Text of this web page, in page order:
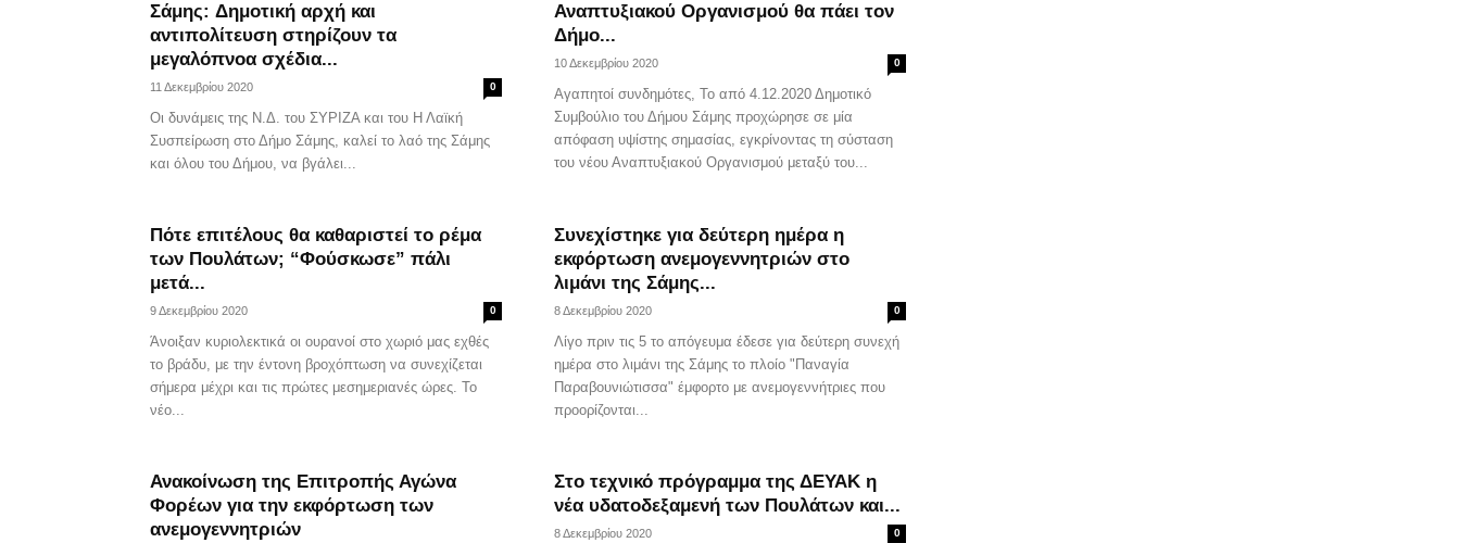
Σάμης: Δημοτική αρχή και
αντιπολίτευση στηρίζουν τα
μεγαλόπνοα σχέδια...
11 Δεκεμβρίου 2020 0
Οι δυνάμεις της Ν.Δ. του ΣΥΡΙΖΑ και του Η Λαϊκή
Συσπείρωση στο Δήμο Σάμης, καλεί το λαό της Σάμης
και όλου του Δήμου, να βγάλει...
Αναπτυξιακού Οργανισμού θα πάει τον
Δήμο...
10 Δεκεμβρίου 2020 0
Αγαπητοί συνδημότες, Το από 4.12.2020 Δημοτικό
Συμβούλιο του Δήμου Σάμης προχώρησε σε μία
απόφαση υψίστης σημασίας, εγκρίνοντας τη σύσταση
του νέου Αναπτυξιακού Οργανισμού μεταξύ του...
Πότε επιτέλους θα καθαριστεί το ρέμα
των Πουλάτων; “Φούσκωσε” πάλι
μετά...
9 Δεκεμβρίου 2020 0
Άνοιξαν κυριολεκτικά οι ουρανοί στο χωριό μας εχθές
το βράδυ, με την έντονη βροχόπτωση να συνεχίζεται
σήμερα μέχρι και τις πρώτες μεσημεριανές ώρες. Το
νέο...
Συνεχίστηκε για δεύτερη ημέρα η
εκφόρτωση ανεμογεννητριών στο
λιμάνι της Σάμης...
8 Δεκεμβρίου 2020 0
Λίγο πριν τις 5 το απόγευμα έδεσε για δεύτερη συνεχή
ημέρα στο λιμάνι της Σάμης το πλοίο "Παναγία
Παραβουνιώτισσα" έμφορτο με ανεμογεννήτριες που
προορίζονται...
Ανακοίνωση της Επιτροπής Αγώνα
Φορέων για την εκφόρτωση των
ανεμογεννητριών
Στο τεχνικό πρόγραμμα της ΔΕΥΑΚ η
νέα υδατοδεξαμενή των Πουλάτων και...
8 Δεκεμβρίου 2020 0